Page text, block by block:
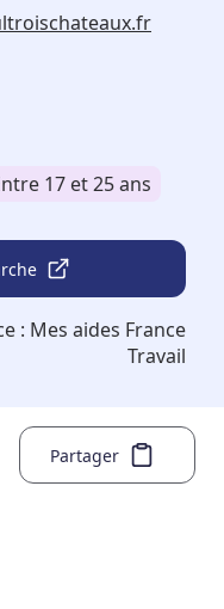
17 et 25 ans
: Mes aides France
Travail
Partager